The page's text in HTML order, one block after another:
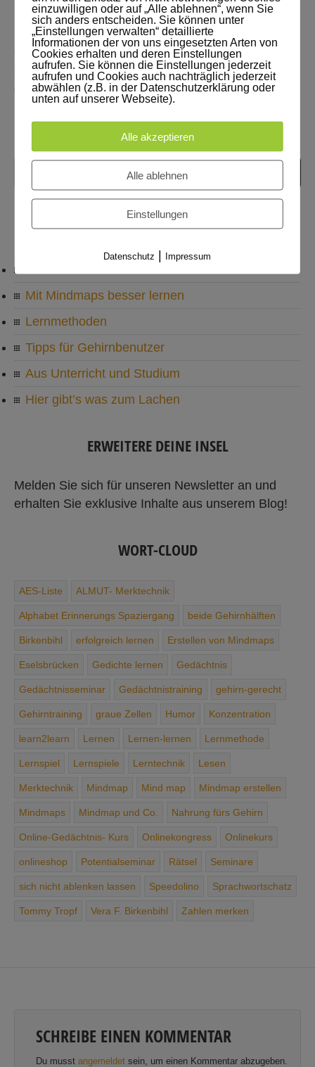
*Der Gedächtnis- Onlinekurs „Einen Gang höher schalten“
unterliegt dem Urheberrecht und darf nicht kopiert oder
weiterverschickt werden.
KATEGORIEN
Mit Mindmaps besser lernen
Lernmethoden
Tipps für Gehirnbenutzer
Aus Unterricht und Studium
Hier gibt’s was zum Lachen
ERWEITERE DEINE INSEL
Melden Sie sich für unseren Newsletter an und
erhalten Sie exklusive Inhalte aus unserem Blog!
WORT-CLOUD
AES-Liste ALMUT- Merktechnik
Alphabet ­Erinnerungs ­Spaziergang beide Gehirnhälften
Birkenbihl erfolgreich lernen Erstellen von Mindmaps
Eselsbrücken Gedichte ­lernen Gedächtnis
Gedächtnisseminar Gedächtnis­training gehirn-gerecht
Gehirntraining graue Zellen Humor Konzentration
learn2learn Lernen Lernen-lernen Lernmethode
Lernspiel Lernspiele Lerntechnik Lesen
Merktechnik Mindmap Mind map Mindmap erstellen
Mindmaps Mindmap und Co. Nahrung ­fürs ­Gehirn
Online-Gedächtnis- Kurs Onlinekongress Onlinekurs
onlineshop Potentialseminar Rätsel Seminare
sich ­nicht ­ablenken ­lassen Speedolino Sprachwortschatz
Tommy Tropf Vera F. Birkenbihl Zahlen merken
SCHREIBE EINEN KOMMENTAR
Du musst angemeldet sein, um einen Kommentar abzugeben.
einzuwilligen oder auf „Alle ablehnen“, wenn Sie
sich anders entscheiden. Sie können unter
„Einstellungen verwalten“ detaillierte
Informationen der von uns eingesetzten Arten von
Cookies erhalten und deren Einstellungen
aufrufen. Sie können die Einstellungen jederzeit
aufrufen und Cookies auch nachträglich jederzeit
abwählen (z.B. in der Datenschutzerklärung oder
unten auf unserer Webseite).
Alle akzeptieren
Alle ablehnen
Einstellungen
Datenschutz | Impressum